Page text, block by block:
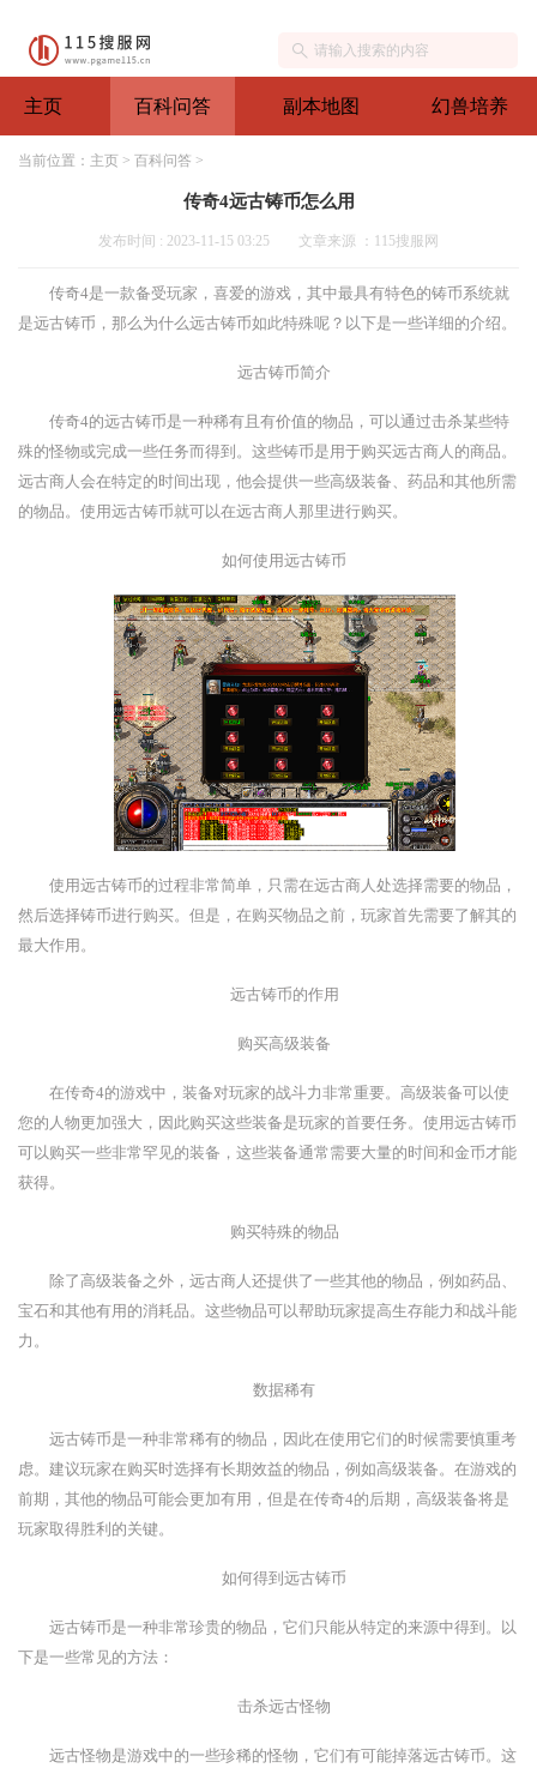
主页 百科问答 副本地图 幻兽培养
当前位置： 主页 > 百科问答 >
传奇4远古铸币怎么用
发布时间 : 2023-11-15 03:25 文章来源 ：115搜服网
传奇4是一款备受玩家，喜爱的游戏，其中最具有特色的铸币系统就
是远古铸币，那么为什么远古铸币如此特殊呢？以下是一些详细的介绍。
远古铸币简介
传奇4的远古铸币是一种稀有且有价值的物品，可以通过击杀某些特
殊的怪物或完成一些任务而得到。这些铸币是用于购买远古商人的商品。
远古商人会在特定的时间出现，他会提供一些高级装备、药品和其他所需
的物品。使用远古铸币就可以在远古商人那里进行购买。
如何使用远古铸币
使用远古铸币的过程非常简单，只需在远古商人处选择需要的物品，
然后选择铸币进行购买。但是，在购买物品之前，玩家首先需要了解其的
最大作用。
远古铸币的作用
购买高级装备
在传奇4的游戏中，装备对玩家的战斗力非常重要。高级装备可以使
您的人物更加强大，因此购买这些装备是玩家的首要任务。使用远古铸币
可以购买一些非常罕见的装备，这些装备通常需要大量的时间和金币才能
获得。
购买特殊的物品
除了高级装备之外，远古商人还提供了一些其他的物品，例如药品、
宝石和其他有用的消耗品。这些物品可以帮助玩家提高生存能力和战斗能
力。
数据稀有
远古铸币是一种非常稀有的物品，因此在使用它们的时候需要慎重考
虑。建议玩家在购买时选择有长期效益的物品，例如高级装备。在游戏的
前期，其他的物品可能会更加有用，但是在传奇4的后期，高级装备将是
玩家取得胜利的关键。
如何得到远古铸币
远古铸币是一种非常珍贵的物品，它们只能从特定的来源中得到。以
下是一些常见的方法：
击杀远古怪物
远古怪物是游戏中的一些珍稀的怪物，它们有可能掉落远古铸币。这